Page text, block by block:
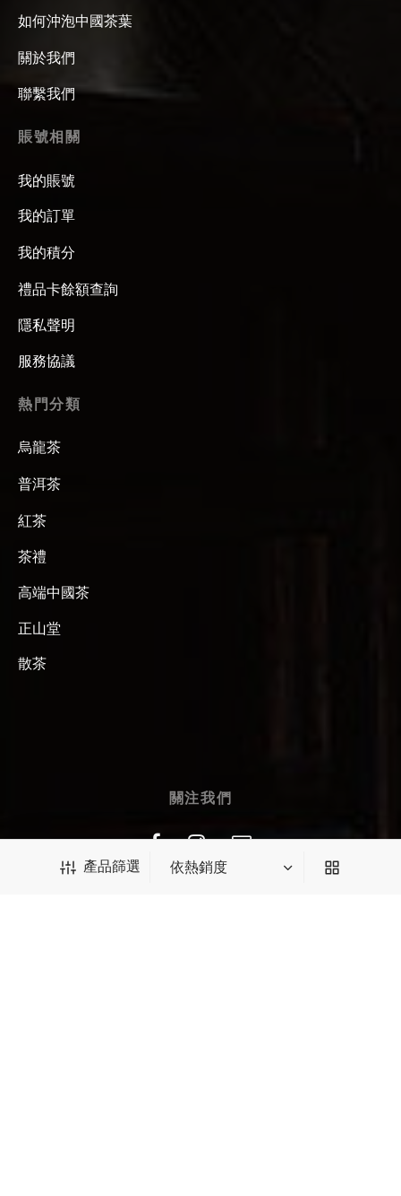
產品篩選
如何沖泡中國茶葉
關於我們
聯繫我們
賬號相關
我的賬號
我的訂單
我的積分
禮品卡餘額查詢
隱私聲明
服務協議
熱門分類
烏龍茶
普洱茶
紅茶
茶禮
高端中國茶
正山堂
散茶
關注我們